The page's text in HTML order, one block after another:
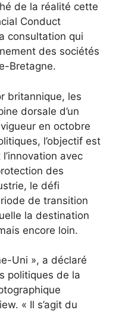
de la réalité cette
Conduct
consultation qui
des sociétés
Bretagne.
britannique, les
dorsale d’un
en octobre
l’objectif est
avec
des
le défi
de transition
la destination
encore loin.
Uni », a déclaré
politiques de la
« Il s’agit du